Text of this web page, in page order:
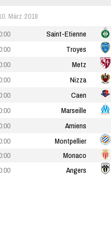
März 2018
Saint-Etienne
Troyes
Metz
Nizza
Caen
Marseille
Amiens
Montpellier
Monaco
Angers